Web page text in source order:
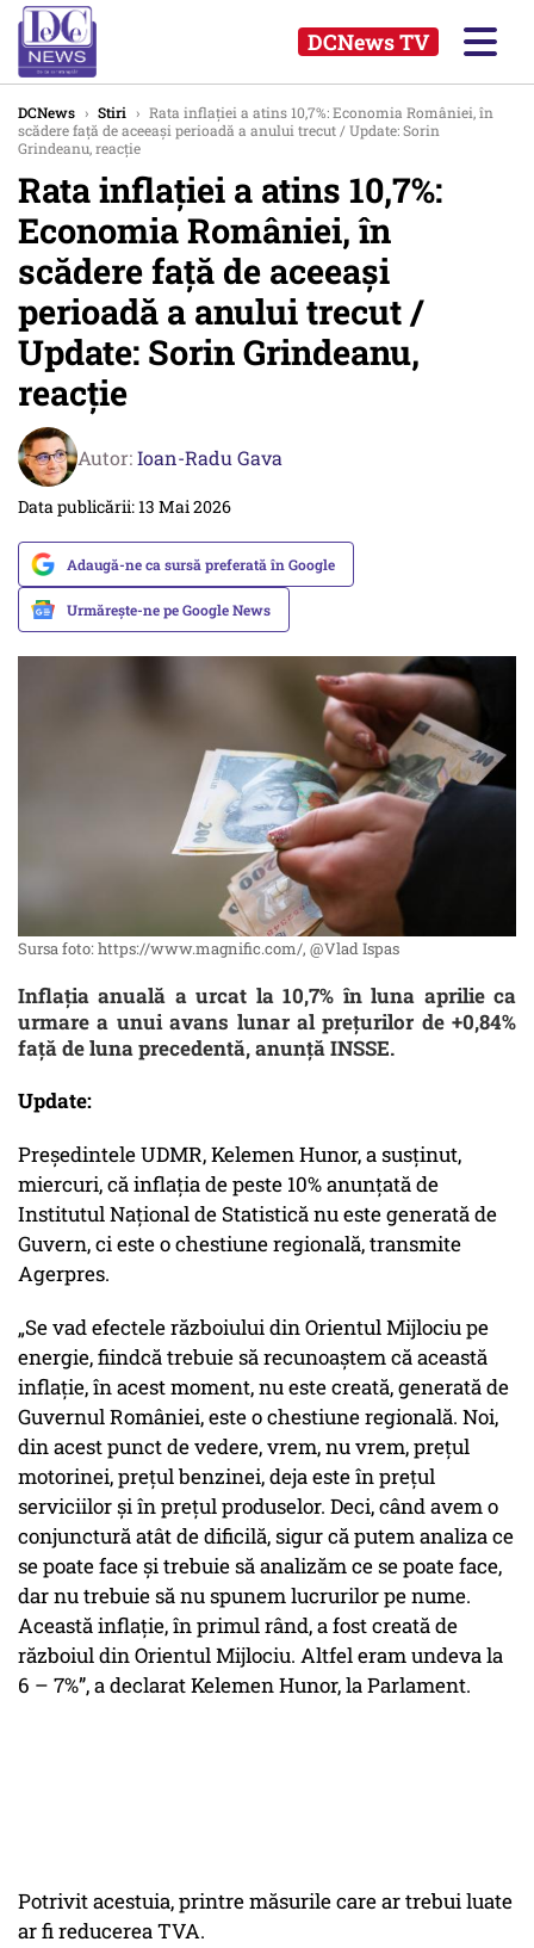
DCNews TV
DCNews › Stiri › Rata inflației a atins 10,7%: Economia României, în
scădere față de aceeași perioadă a anului trecut / Update: Sorin
Grindeanu, reacție
Rata inflației a atins 10,7%:
Economia României, în
scădere față de aceeași
perioadă a anului trecut /
Update: Sorin Grindeanu,
reacție
Autor:Ioan-Radu Gava
Data publicării: 13 Mai 2026
Adaugă-ne ca sursă preferată în Google
Urmărește-ne pe Google News
Sursa foto: https://www.magnific.com/, @Vlad Ispas
Inflația anuală a urcat la 10,7% în luna aprilie ca
urmare a unui avans lunar al prețurilor de +0,84%
față de luna precedentă, anunță INSSE.
Update:
Preşedintele UDMR, Kelemen Hunor, a susţinut,
miercuri, că inflaţia de peste 10% anunţată de
Institutul Naţional de Statistică nu este generată de
Guvern, ci este o chestiune regională, transmite
Agerpres.
„Se vad efectele războiului din Orientul Mijlociu pe
energie, fiindcă trebuie să recunoaştem că această
inflaţie, în acest moment, nu este creată, generată de
Guvernul României, este o chestiune regională. Noi,
din acest punct de vedere, vrem, nu vrem, preţul
motorinei, preţul benzinei, deja este în preţul
serviciilor şi în preţul produselor. Deci, când avem o
conjunctură atât de dificilă, sigur că putem analiza ce
se poate face şi trebuie să analizăm ce se poate face,
dar nu trebuie să nu spunem lucrurilor pe nume.
Această inflaţie, în primul rând, a fost creată de
războiul din Orientul Mijlociu. Altfel eram undeva la
6 – 7%”, a declarat Kelemen Hunor, la Parlament.
Potrivit acestuia, printre măsurile care ar trebui luate
ar fi reducerea TVA.